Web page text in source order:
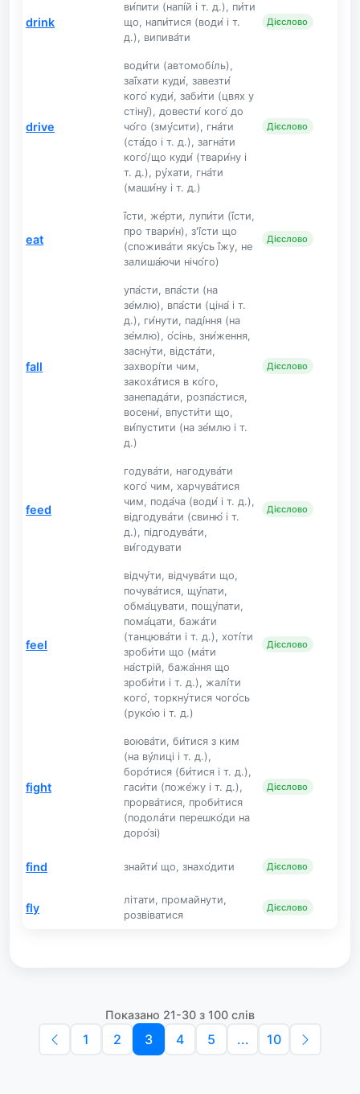
drink
ви́пити (напі́й і т. д.), пи́ти
що, напи́тися (води́ і т.
д.), випива́ти
Дієслово
drive
води́ти (автомобі́ль),
заї́хати куди́, завезти́
кого́ куди́, заби́ти (цвях у
стіну́), довести́ кого́ до
чо́го (зму́сити), гна́ти
(ста́до і т. д.), загна́ти
кого́/що куди́ (твари́ну і
т. д.), ру́хати, гна́ти
(маши́ну і т. д.)
Дієслово
eat
ї́сти, же́рти, лупи́ти (ї́сти,
про твари́н), з'ї́сти що
(спожива́ти яку́сь ї́жу, не
залиша́ючи нічо́го)
Дієслово
fall
упа́сти, впа́сти (на
зе́млю), впа́сти (ціна́ і т.
д.), ги́нути, паді́ння (на
зе́млю), о́сінь, зни́ження,
засну́ти, відста́ти,
захворі́ти чим,
закоха́тися в ко́го,
занепада́ти, розпа́стися,
восени́, впусти́ти що,
ви́пустити (на зе́млю і т.
д.)
Дієслово
feed
годува́ти, нагодува́ти
кого́ чим, харчува́тися
чим, пода́ча (води́ і т. д.),
відгодува́ти (свиню́ і т.
д.), підгодува́ти,
ви́годувати
Дієслово
feel
відчу́ти, відчува́ти що,
почува́тися, щу́пати,
обма́цувати, пощу́пати,
пома́цати, бажа́ти
(танцюва́ти і т. д.), хоті́ти
зроби́ти що (ма́ти
на́стрій, бажа́ння що
зроби́ти і т. д.), жалі́ти
кого́, торкну́тися чого́сь
(руко́ю і т. д.)
Дієслово
fight
воюва́ти, би́тися з ким
(на ву́лиці і т. д.),
боро́тися (би́тися і т. д.),
гаси́ти (поже́жу і т. д.),
прорва́тися, проби́тися
(подола́ти перешко́ди на
доро́зі)
Дієслово
find знайти́ що, знахо́дити Дієслово
fly
літати, промайнути,
розвіватися
Дієслово
Показано 21-30 з 100 слів
1 2 3 4 5 ... 10